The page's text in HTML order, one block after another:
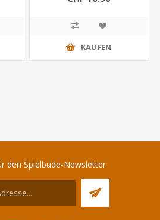
KAUFEN
den Spielbude-Newsletter